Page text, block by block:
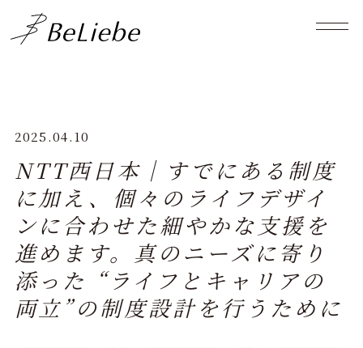
2025.04.10
NTT西日本｜すでにある制度
に加え、個々のライフデザイ
ンに合わせた細やかな支援を
進めます。真のニーズに寄り
添った “ライフとキャリアの
両立”の制度設計を行うために